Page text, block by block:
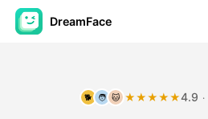
DreamFace
아바타 영상
🐕 🧑 🐱 ★★★★★4.9 ·